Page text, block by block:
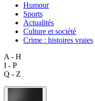
Humour
Sports
Actualités
Culture et société
Crime : histoires vraies
A - H
I - P
Q - Z